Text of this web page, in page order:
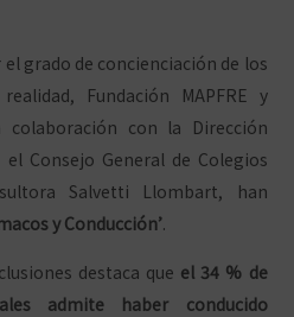
grado de concienciación de los
Fundación MAPFRE y
colaboración con la Dirección
Consejo General de Colegios
Salvetti Llombart, han
y Conducción’.
destaca que el 34 % de
admite haber conducido